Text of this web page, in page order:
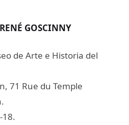
GOSCINNY
de Arte e Historia del
71 Rue du Temple
18.